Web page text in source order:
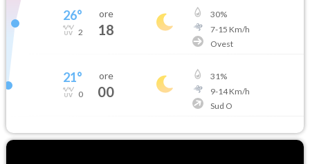
26°
2
ore
18
30%
7-15 Km/h
Ovest
21°
0
ore
00
31%
9-14Km/h
Sud O